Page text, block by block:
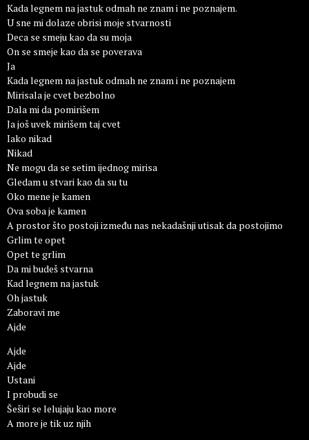
Kada legnem na jastuk odmah ne znam i ne poznajem.
U sne mi dolaze obrisi moje stvarnosti
Deca se smeju kao da su moja
On se smeje kao da se poverava
Ja
Kada legnem na jastuk odmah ne znam i ne poznajem
Mirisala je cvet bezbolno
Dala mi da pomirišem
Ja još uvek mirišem taj cvet
Iako nikad
Nikad
Ne mogu da se setim ijednog mirisa
Gledam u stvari kao da su tu
Oko mene je kamen
Ova soba je kamen
A prostor što postoji između nas nekadašnji utisak da postojimo
Grlim te opet
Opet te grlim
Da mi budeš stvarna
Kad legnem na jastuk
Oh jastuk
Zaboravi me
Ajde
Ajde
Ajde
Ustani
I probudi se
Šeširi se lelujaju kao more
A more je tik uz njih